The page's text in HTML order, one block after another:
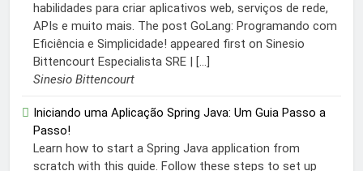
habilidades para criar aplicativos web, serviços de rede,
APIs e muito mais. The post GoLang: Programando com
Eficiência e Simplicidade! appeared first on Sinesio
Bittencourt Especialista SRE | […]
Sinesio Bittencourt
Iniciando uma Aplicação Spring Java: Um Guia Passo a
Passo!
Learn how to start a Spring Java application from
scratch with this guide. Follow these steps to set up